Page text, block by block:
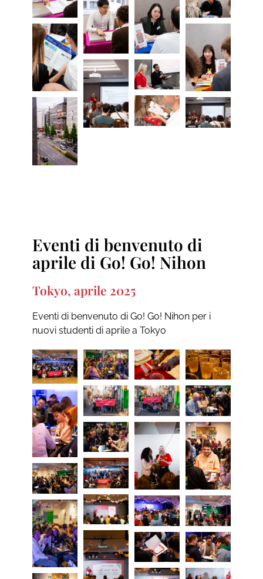
Eventi di benvenuto di
aprile di Go! Go! Nihon
Tokyo, aprile 2025
Eventi di benvenuto di Go! Go! Nihon per i
nuovi studenti di aprile a Tokyo